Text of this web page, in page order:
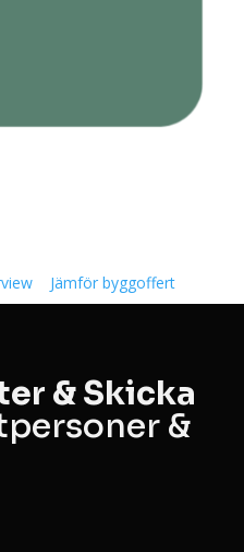
Jämför byggoffert
& Skicka
&